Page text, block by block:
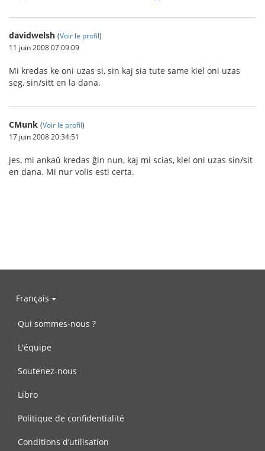
davidwelsh (Voir le profil)
11 juin 2008 07:09:09
Mi kredas ke oni uzas si, sin kaj sia tute same kiel oni uzas
seg, sin/sitt en la dana.
CMunk (Voir le profil)
17 juin 2008 20:34:51
jes, mi ankaŭ kredas ĝin nun, kaj mi scias, kiel oni uzas sin/sit
en dana. Mi nur volis esti certa.
Français
Qui sommes-nous ?
L'équipe
Soutenez-nous
Libro
Politique de confidentialité
Conditions d’utilisation